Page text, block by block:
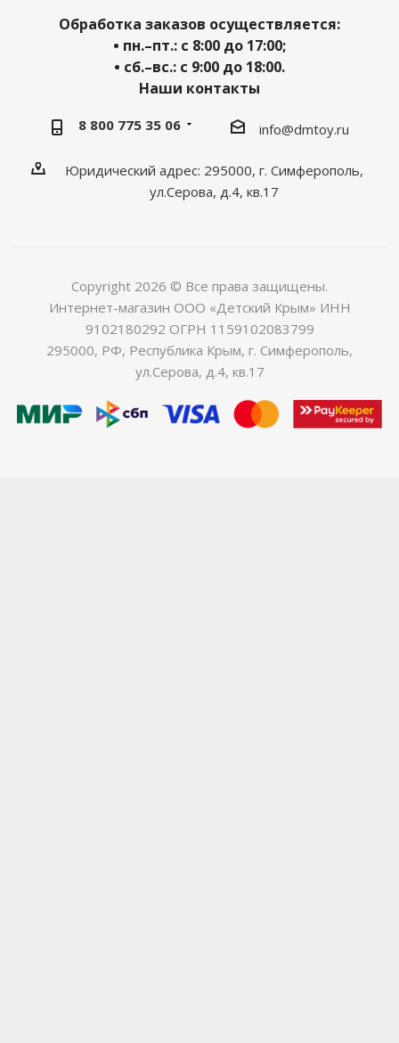
Обработка заказов осуществляется:
• пн.–пт.: с 8:00 до 17:00;
• сб.–вс.: с 9:00 до 18:00.
Наши контакты
8 800 775 35 06 info@dmtoy.ru
Юридический адрес: 295000, г. Симферополь,
ул.Серова, д.4, кв.17
Copyright 2026 © Все права защищены.
Интернет-магазин ООО «Детский Крым» ИНН
9102180292 ОГРН 1159102083799
295000, РФ, Республика Крым, г. Симферополь,
ул.Серова, д.4, кв.17